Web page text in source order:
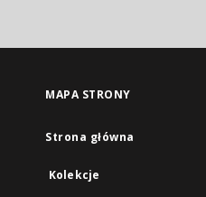
MAPA STRONY
Strona główna
Kolekcje